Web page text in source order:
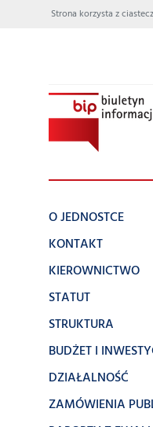
Strona korzysta z
O JEDNOSTCE
KONTAKT
KIEROWNICTWO
STATUT
STRUKTURA
BUDŻET I
DZIAŁALNOŚĆ
ZAMÓWIENIA